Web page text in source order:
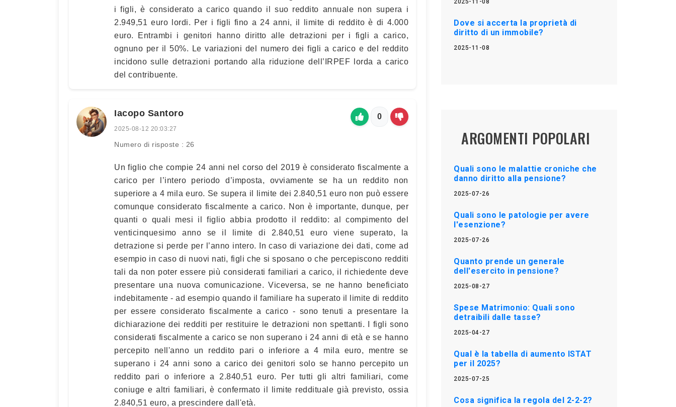
i figli, è considerato a carico quando il suo reddito annuale non supera i
2.949,51 euro lordi. Per i figli fino a 24 anni, il limite di reddito è di 4.000
euro. Entrambi i genitori hanno diritto alle detrazioni per i figli a carico,
ognuno per il 50%. Le variazioni del numero dei figli a carico e del reddito
incidono sulle detrazioni portando alla riduzione dell’IRPEF lorda a carico
del contribuente.
Iacopo Santoro
2025-08-12 20:03:27
Numero di risposte : 26
0
Un figlio che compie 24 anni nel corso del 2019 è considerato fiscalmente a
carico per l’intero periodo d’imposta, ovviamente se ha un reddito non
superiore a 4 mila euro. Se supera il limite dei 2.840,51 euro non può essere
comunque considerato fiscalmente a carico. Non è importante, dunque, per
quanti o quali mesi il figlio abbia prodotto il reddito: al compimento del
venticinquesimo anno se il limite di 2.840,51 euro viene superato, la
detrazione si perde per l’anno intero. In caso di variazione dei dati, come ad
esempio in caso di nuovi nati, figli che si sposano o che percepiscono redditi
tali da non poter essere più considerati familiari a carico, il richiedente deve
presentare una nuova comunicazione. Viceversa, se ne hanno beneficiato
indebitamente - ad esempio quando il familiare ha superato il limite di reddito
per essere considerato fiscalmente a carico - sono tenuti a presentare la
dichiarazione dei redditi per restituire le detrazioni non spettanti. I figli sono
considerati fiscalmente a carico se non superano i 24 anni di età e se hanno
percepito nell'anno un reddito pari o inferiore a 4 mila euro, mentre se
superano i 24 anni sono a carico dei genitori solo se hanno percepito un
reddito pari o inferiore a 2.840,51 euro. Per tutti gli altri familiari, come
coniuge e altri familiari, è confermato il limite reddituale già previsto, ossia
2.840,51 euro, a prescindere dall'età.
2025-11-08
Dove si accerta la proprietà di
diritto di un immobile?
2025-11-08
ARGOMENTI POPOLARI
Quali sono le malattie croniche che
danno diritto alla pensione?
2025-07-26
Quali sono le patologie per avere
l'esenzione?
2025-07-26
Quanto prende un generale
dell'esercito in pensione?
2025-08-27
Spese Matrimonio: Quali sono
detraibili dalle tasse?
2025-04-27
Qual è la tabella di aumento ISTAT
per il 2025?
2025-07-25
Cosa significa la regola del 2-2-2?